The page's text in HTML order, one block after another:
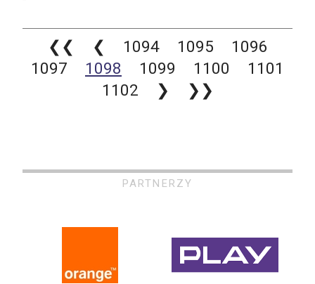
❮❮ ❮ 1094 1095
1096
1097
1098 1099 1100
1101
1102
❯ ❯❯
PARTNERZY